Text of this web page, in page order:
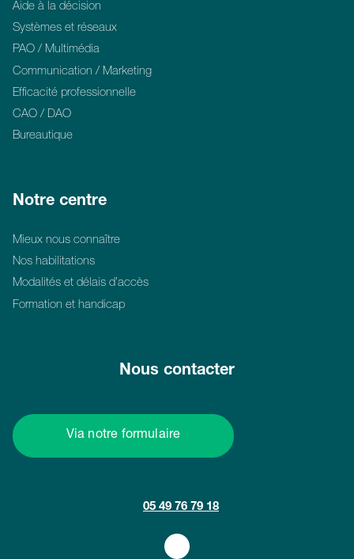
Aide à la décision
Systèmes et réseaux
PAO / Multimédia
Communication / Marketing
Efficacité professionnelle
CAO / DAO
Bureautique
Notre centre
Mieux nous connaître
Nos habilitations
Modalités et délais d’accès
Formation et handicap
Nous contacter
Via notre formulaire
05 49 76 79 18